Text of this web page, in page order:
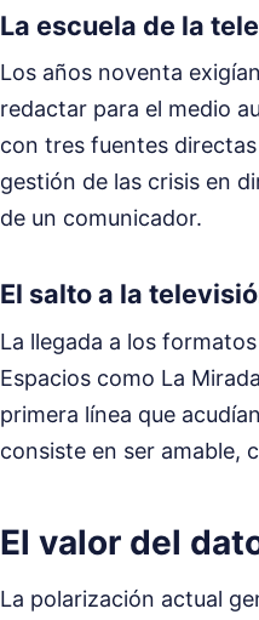
La escuela de la
Los años noventa
redactar para el medio
con tres fuentes
gestión de las crisis en
de un comunicador.
El salto a la
La llegada a los
Espacios como La
primera línea que
consiste en ser amable,
El valor del
La polarización actual